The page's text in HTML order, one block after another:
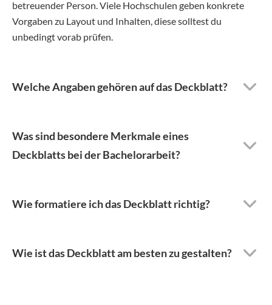
betreuender Person. Viele Hochschulen geben konkrete
Vorgaben zu Layout und Inhalten, diese solltest du
unbedingt vorab prüfen.
Welche Angaben gehören auf das Deckblatt?
Was sind besondere Merkmale eines
Deckblatts bei der Bachelorarbeit?
Wie formatiere ich das Deckblatt richtig?
Wie ist das Deckblatt am besten zu gestalten?